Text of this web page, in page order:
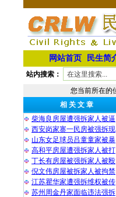
网站首页 民生简
站内搜索：
您当前所在的
相 关 文 章
柴海良房屋遭强拆家人被逼
西安岗家寨一民房被强拆现
山东女足球员吕童童家被暴
高和平房屋遭强拆家人被打
丁长有房屋被强拆家人被殴
倪文伟房屋被拆家人被拘禁
江苏瞿华家遭强拆维权被传
苏州周金丹家面临违法强拆